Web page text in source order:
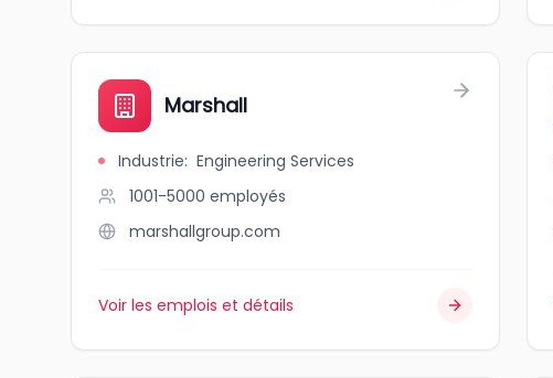
Marshall
Industrie: Engineering Services
1001-5000 employés
marshallgroup.com
Voir les emplois et détails